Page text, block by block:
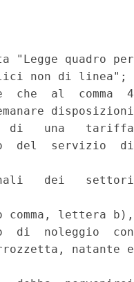
"Legge quadro per
non di linea";
che  al  comma  4
disposizioni
di   una   tariffa
del  servizio  di
dei   settori
comma, lettera b),
di  noleggio  con
natante e